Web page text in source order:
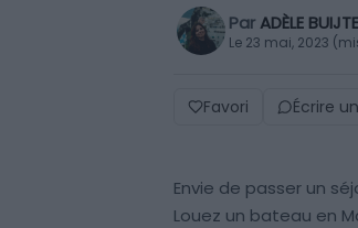
ParADÈLE
Le 23 mai, 2023
Favori Écrire
Envie de passer un
Louez un bateau en